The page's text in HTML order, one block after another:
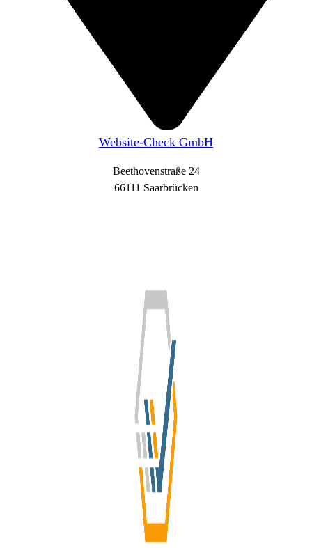
Website-Check GmbH
Beethovenstraße 24
66111 Saarbrücken